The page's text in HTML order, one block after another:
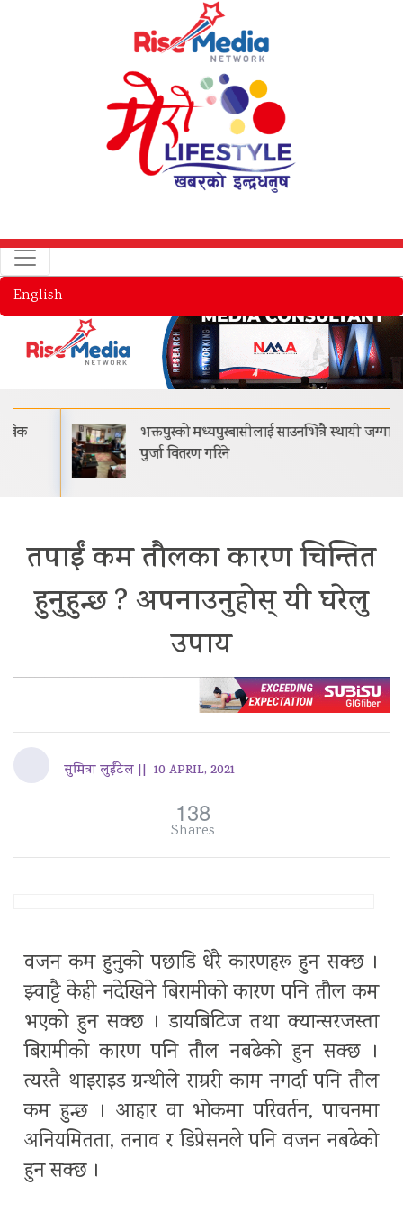
English
भक्तपुरको मध्यपुरबासीलाई साउनभित्रै स्थायी जग्गाधनी
पुर्जा वितरण गरिने
तपाईं कम तौलका कारण चिन्तित
हुनुहुन्छ ? अपनाउनुहोस् यी घरेलु
उपाय
सुमित्रा लुईंटेल || 10 APRIL, 2021
138
Shares
वजन कम हुनुको पछाडि धेरै कारणहरू हुन सक्छ ।
झ्वाट्टै केही नदेखिने बिरामीको कारण पनि तौल कम
भएको हुन सक्छ । डायबिटिज तथा क्यान्सरजस्ता
बिरामीको कारण पनि तौल नबढेको हुन सक्छ ।
त्यस्तै थाइराइड ग्रन्थीले राम्ररी काम नगर्दा पनि तौल
कम हुन्छ । आहार वा भोकमा परिवर्तन, पाचनमा
अनियमितता, तनाव र डिप्रेसनले पनि वजन नबढेको
हुन सक्छ ।